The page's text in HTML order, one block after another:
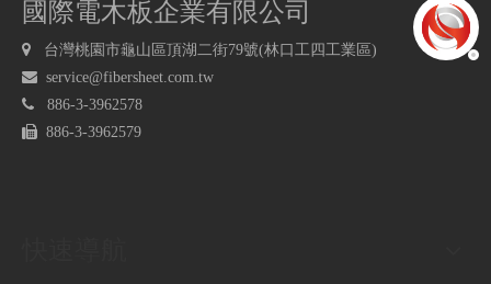
國際電木板企業有限公司
 台灣桃園市龜山區頂湖二街79號(林口工四工業區)
 service@fibersheet.com.tw
 886-3-3962578
 886-3-3962579